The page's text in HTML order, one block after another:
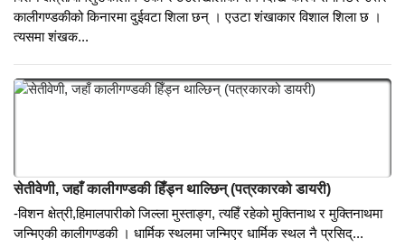
बिशन क्षेत्री/बागलुङकालीगण्डकी र ठेउलेखोलाको संगमदेखि करिब सयमिटर उत्तर
कालीगण्डकीको किनारमा दुईवटा शिला छन् । एउटा शंखाकार विशाल शिला छ ।
त्यसमा शंखक...